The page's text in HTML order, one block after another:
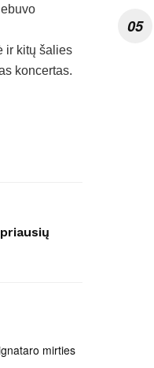
ir kitų šalies
koncertas.
mirties